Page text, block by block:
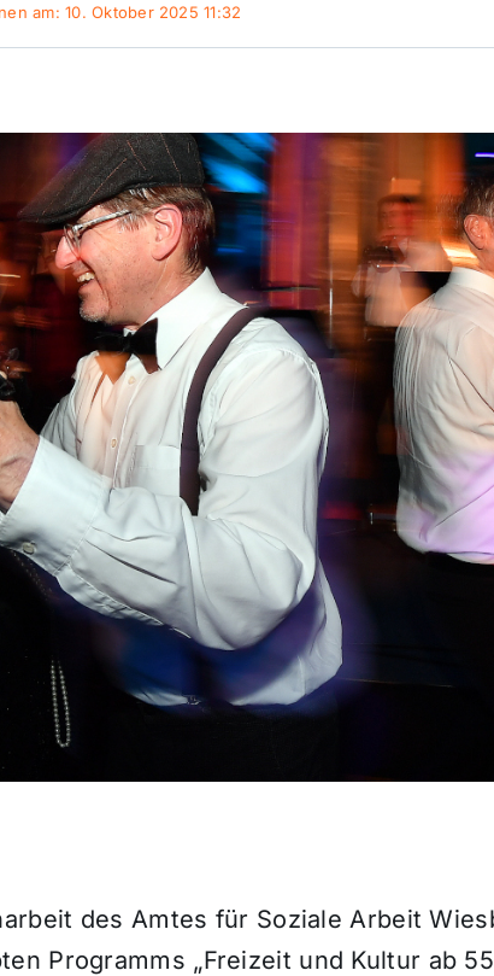
am: 10. Oktober 2025 11:32
des Amtes für Soziale Arbeit
Programms „Freizeit und Kultur ab